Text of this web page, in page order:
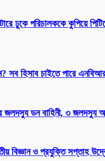
ঢুকে পরিচালককে কুপিয়ে
সব হিসাব চাইতে পারে
জলদস্যু ডন বাহিনী, ৩ জলদস্যু
বিজ্ঞান ও প্রযুক্তি সপ্তাহ